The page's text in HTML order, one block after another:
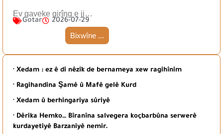
Ev gaveke girîng e ji…
Gotar 2026-07-29
Bixwîne ...
· Xedam : ez ê di nêzîk de bernameya xew ragihînim
· Ragihandina Şamê û Mafê gelê Kurd
· Xedam û berhingariya sûriyê
· Dêrika Hemko… Bîranîna salvegera koçbarbûna serwerê
kurdayetiyê Barzaniyê nemir.